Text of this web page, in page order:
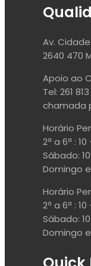
Av.
2640 470
Apoio ao
Tel: 261
chamada
Horário
2ª a 6ª :
Sábado:
Domingo
Horário
2ª a 6ª : 10
Sábado:
Domingo